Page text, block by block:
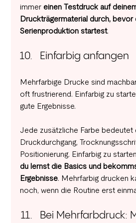
immer einen Testdruck auf
Druckträgermaterial durch, bevor
Serienproduktion startest.
Einfarbig anfangen
Mehrfarbige Drucke sind
oft frustrierend. Einfarbig zu
gute Ergebnisse.
Jede zusätzliche Farbe bedeutet
Druckdurchgang,
Positionierung. Einfarbig zu
du lernst die Basics und
Ergebnisse. Mehrfarbig drucken
noch, wenn die Routine erst
Bei Mehrfarbdruck: